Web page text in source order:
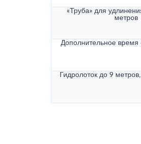
«Труба» для
метров
Дополнительное
Гидролоток до 9